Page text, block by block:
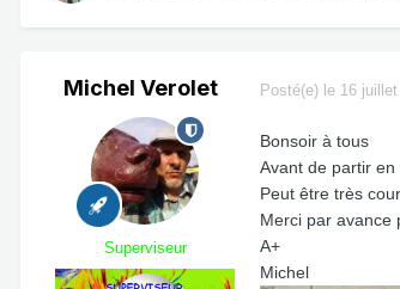
Michel Verolet
Superviseur
Posté(e) le 16
Bonsoir à tous
Avant de partir
Peut être très
Merci par avance
A+
Michel